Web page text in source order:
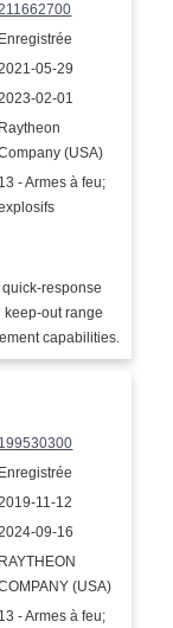
Enregistrée
05-29
02-01
Raytheon
(USA)
13 - Armes à feu;
response
keep-out range
capabilities.
199530300
Enregistrée
11-12
09-16
RAYTHEON
(USA)
13 - Armes à feu;